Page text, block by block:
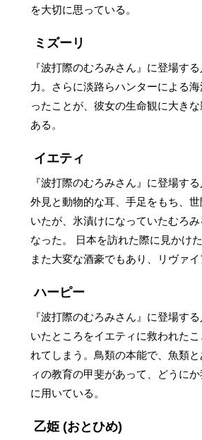
を大切に思っている。
ミズーリ
『波打際のむろみさん』に登場す
力。さらに淡路らハンターによる
ったことが、彼女の生命観に大き
ある。
イエティ
『波打際のむろみさん』に登場す
外見と動物的な耳、手足をもち、
いたが、氷漬けになっていたむろ
なった。 日本を訪れた際に見かけ
また大変な酒豪でもあり、リヴァ
ハーピー
『波打際のむろみさん』に登場す
いたところをイエティに救われた
れてしまう。鳥類の本能で、魚類
ィの教育の甲斐があって、どうに
に用いている。
乙姫 (おとひめ)